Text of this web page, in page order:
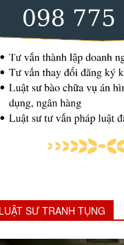
SƯ TRANH TỤNG